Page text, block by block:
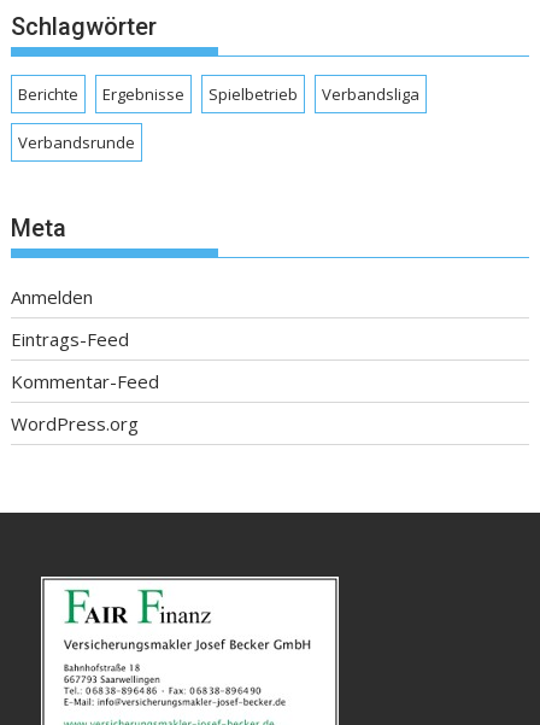
Schlagwörter
Berichte Ergebnisse Spielbetrieb Verbandsliga
Verbandsrunde
Meta
Anmelden
Eintrags-Feed
Kommentar-Feed
WordPress.org